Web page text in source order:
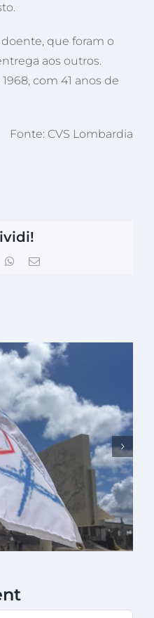
que foram o
aos outros.
com 41 anos de
Fonte: CVS Lombardia
WhatsApp
Email